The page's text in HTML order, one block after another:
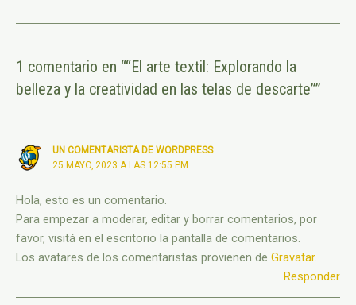
1 comentario en ““El arte textil: Explorando la
belleza y la creatividad en las telas de descarte””
UN COMENTARISTA DE WORDPRESS
25 MAYO, 2023 A LAS 12:55 PM
Hola, esto es un comentario.
Para empezar a moderar, editar y borrar comentarios, por
favor, visitá en el escritorio la pantalla de comentarios.
Los avatares de los comentaristas provienen de Gravatar.
Responder